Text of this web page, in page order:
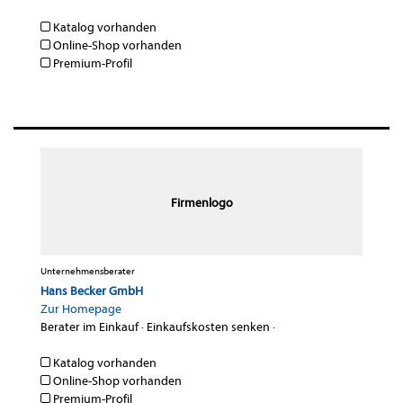
Katalog vorhanden
Online-Shop vorhanden
Premium-Profil
Firmenlogo
Unternehmensberater
Hans Becker GmbH
Zur Homepage
Berater im Einkauf· Einkaufskosten senken ·
Katalog vorhanden
Online-Shop vorhanden
Premium-Profil